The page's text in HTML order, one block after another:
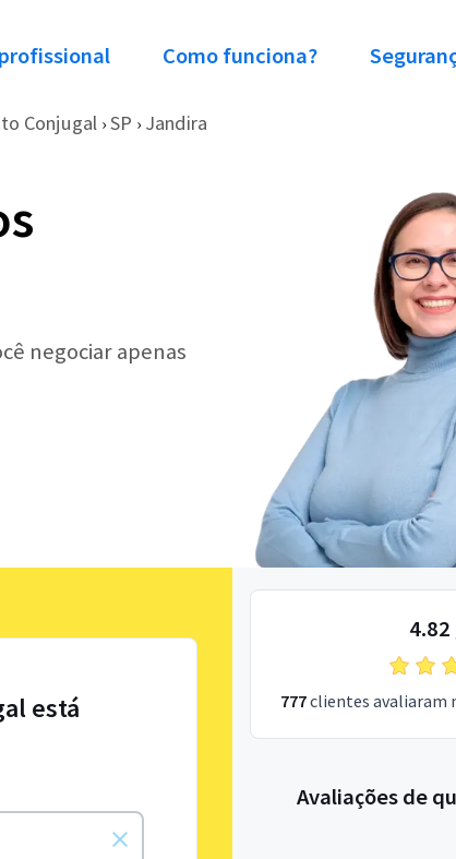
Como funciona?
Conjugal › SP › Jandira
negociar apenas
está
4.82
777clientes avaliaram
Avaliações de